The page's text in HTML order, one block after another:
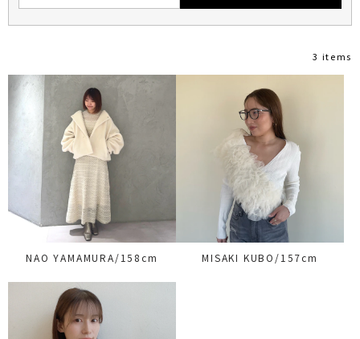
3 items
NAO YAMAMURA/158cm MISAKI KUBO/157cm